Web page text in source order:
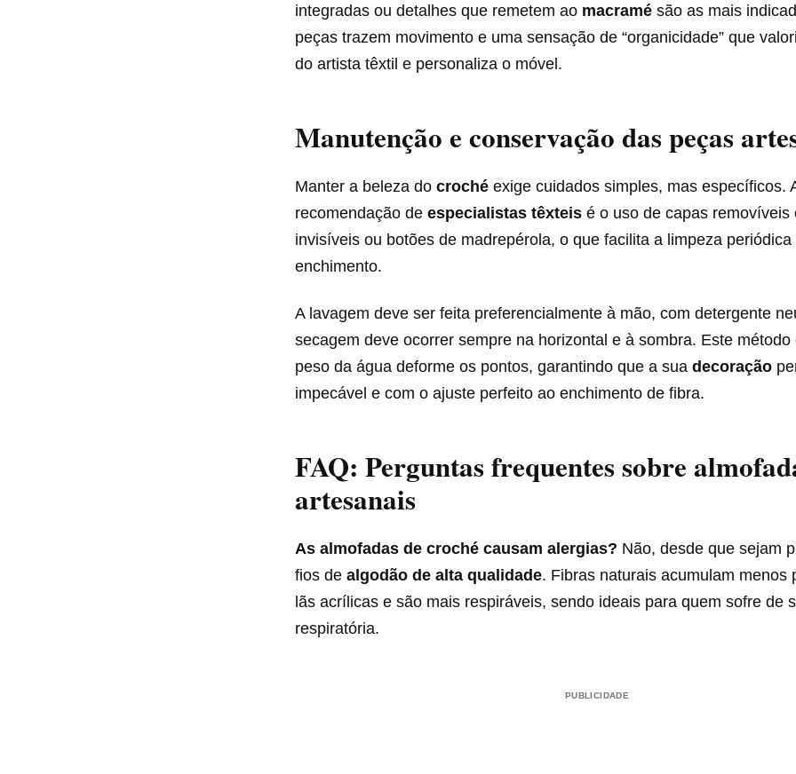
integradas ou detalhes que remetem ao macramé são as mais
peças trazem movimento e uma sensação de “organicidade” que
do artista têxtil e personaliza o móvel.
Manutenção e conservação das peças
Manter a beleza do croché exige cuidados simples, mas específicos.
recomendação de especialistas têxteis é o uso de capas removíveis
invisíveis ou botões de madrepérola, o que facilita a limpeza
enchimento.
A lavagem deve ser feita preferencialmente à mão, com detergente
secagem deve ocorrer sempre na horizontal e à sombra. Este método
peso da água deforme os pontos, garantindo que a sua decoração
impecável e com o ajuste perfeito ao enchimento de fibra.
FAQ: Perguntas frequentes sobre
artesanais
As almofadas de croché causam alergias? Não, desde que sejam
fios de algodão de alta qualidade. Fibras naturais acumulam menos
lãs acrílicas e são mais respiráveis, sendo ideais para quem sofre de
respiratória.
PUBLICIDADE